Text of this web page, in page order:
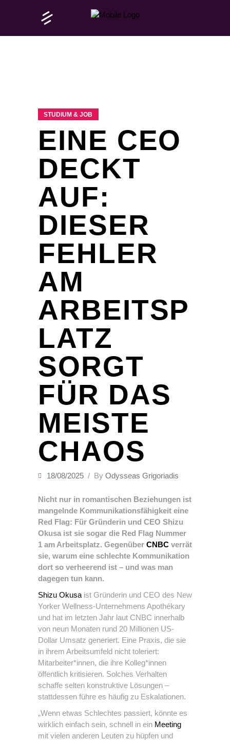
STUDIUM & JOB
EINE CEO
DECKT
AUF:
DIESER
FEHLER
AM
ARBEITSP
LATZ
SORGT
FÜR DAS
MEISTE
CHAOS
18/08/2025 By Odysseas Grigoriadis
Nicht nur in romantischen Beziehungen ist
mangelnde Kommunikationsfähigkeit eine
Red Flag: Für Gründerin und CEO Shizu
Okusa ist sie sogar die Red Flag Nummer
1 am Arbeitsplatz. Gegenüber CNBC verrät
sie, warum eine schlechte Kommunikation
dort so verheerend ist – und was man
dagegen tun kann.
Shizu Okusa ist Gründerin und CEO des New
Yorker Wellness-Unternehmens Apothékary
und hat im letzten Jahr laut CNBC innerhalb
von neun Monaten rund 20 Millionen US-
Dollar Umsatz generiert. Eine Praxis, die sie
in ihrem Arbeitsumfeld nicht toleriert:
Mitarbeiter*innen, die ihre Kolleg*innen
öffentlich kritisieren. Solches Verhalten
schaffe selten konstruktive Lösungen –
stattdessen führe es häufig zu Eskalationen.
„Wenn etwas Schlechtes passiert, könnte es
wirklich einfach sein, schnell in ein Meeting
mit vielen anderen Leuten zu hüpfen und